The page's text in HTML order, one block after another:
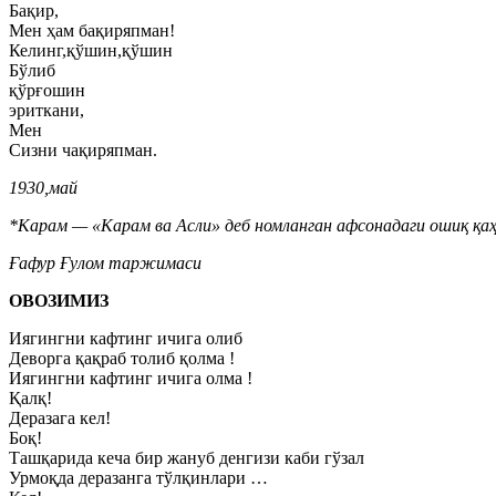
Бақир,
Мен ҳам бақиряпман!
Келинг,қўшин,қўшин
Бўлиб
қўрғошин
эриткани,
Мен
Сизни чақиряпман.
1930,май
*Карам — «Карам ва Асли» деб номланган афсонадаги ошиқ
Ғафур Ғулом таржимаси
ОВОЗИМИЗ
Иягингни кафтинг ичига олиб
Деворга қақраб толиб қолма !
Иягингни кафтинг ичига олма !
Қалқ!
Деразага кел!
Боқ!
Ташқарида кеча бир жануб денгизи каби гўзал
Урмоқда деразанга тўлқинлари …